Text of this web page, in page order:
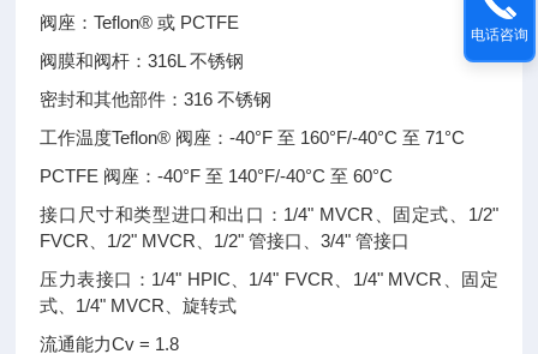
阀座：Teflon® 或 PCTFE
阀膜和阀杆：316L 不锈钢
密封和其他部件：316 不锈钢
工作温度Teflon® 阀座：-40°F 至 160°F/-40°C 至 71°C
PCTFE 阀座：-40°F 至 140°F/-40°C 至 60°C
接口尺寸和类型进口和出口：1/4" MVCR、固定式、1/2"
FVCR、1/2" MVCR、1/2" 管接口、3/4" 管接口
压力表接口：1/4" HPIC、1/4" FVCR、1/4" MVCR、固定
式、1/4" MVCR、旋转式
流通能力Cv = 1.8
电话咨询